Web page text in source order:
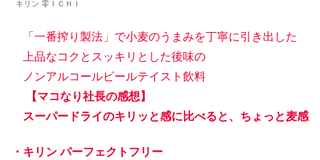
キリン 零ＩＣＨＩ
「一番搾り製法」で小麦のうまみを丁寧に引き出した
上品なコクとスッキリとした後味の
ノンアルコールビールテイスト飲料
【マコなり社長の感想】
スーパードライのキリッと感に比べると、ちょっと麦感
・キリン パーフェクトフリー